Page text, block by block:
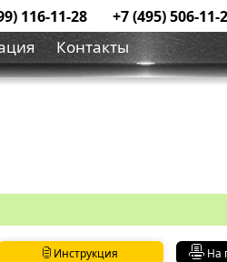
116-11-28 +7 (495) 506-11-
Контакты
Инструкция На